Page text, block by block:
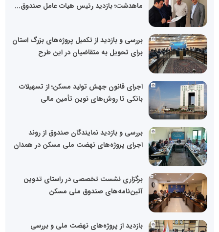
ماهدشت؛ بازدید رئیس هیات عامل صندوق...
بررسی و بازدید از تکمیل پروژه‌های بزرگ استان
برای تحویل به متقاضیان در این طرح
اجرای قانون جهش تولید مسکن؛ از تسهیلات
بانکی تا روش‌های نوین تأمین مالی
بررسی و بازدید نمایندگان صندوق از روند
اجرای پروژه‌های نهضت ملی مسکن در همدان
برگزاری نشست تخصصی در راستای تدوین
آئین‌نامه‌های صندوق ملی مسکن
بازدید از پروژه‌های نهضت ملی و بررسی